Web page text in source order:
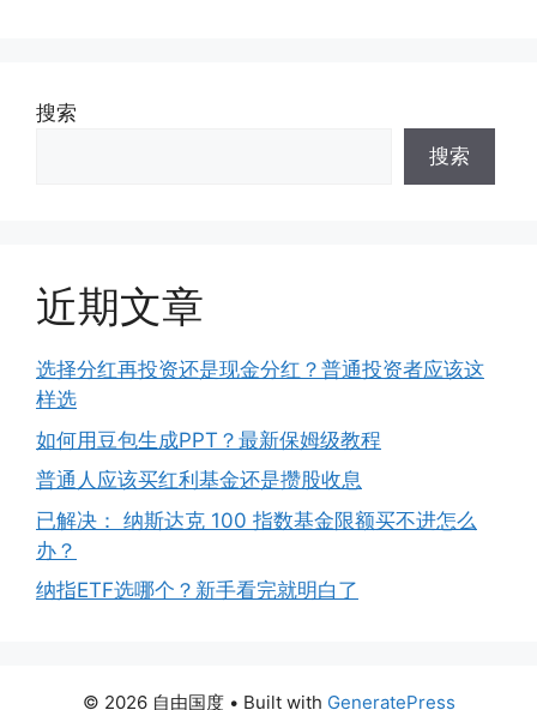
搜索
搜索
近期文章
选择分红再投资还是现金分红？普通投资者应该这
样选
如何用豆包生成PPT？最新保姆级教程
普通人应该买红利基金还是攒股收息
已解决： 纳斯达克 100 指数基金限额买不进怎么
办？
纳指ETF选哪个？新手看完就明白了
© 2026 自由国度• Built with GeneratePress